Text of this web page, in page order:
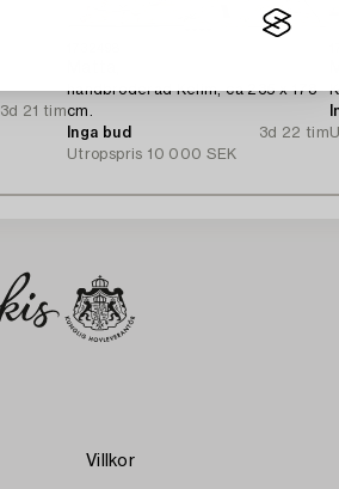
3d 21 tim
handbroderad Kelim, ca 235 x 178
cm.
Inga bud
3d 22 tim
Utropspris 10 000 SEK
Villkor